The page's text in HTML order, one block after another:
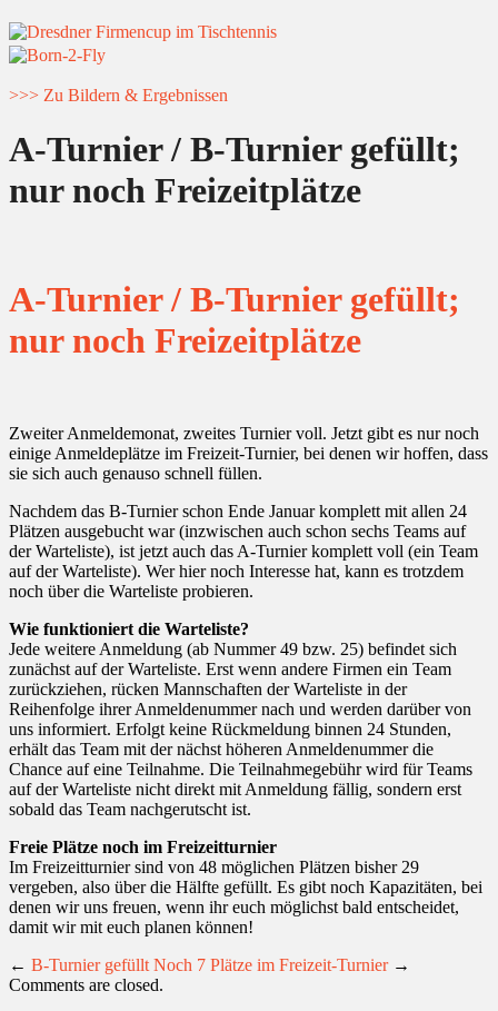
>>> Zu Bildern & Ergebnissen
A-Turnier / B-Turnier gefüllt;
nur noch Freizeitplätze
A-Turnier / B-Turnier gefüllt;
nur noch Freizeitplätze
Zweiter Anmeldemonat, zweites Turnier voll. Jetzt gibt es nur noch
einige Anmeldeplätze im Freizeit-Turnier, bei denen wir hoffen, dass
sie sich auch genauso schnell füllen.
Nachdem das B-Turnier schon Ende Januar komplett mit allen 24
Plätzen ausgebucht war (inzwischen auch schon sechs Teams auf
der Warteliste), ist jetzt auch das A-Turnier komplett voll (ein Team
auf der Warteliste). Wer hier noch Interesse hat, kann es trotzdem
noch über die Warteliste probieren.
Wie funktioniert die Warteliste?
Jede weitere Anmeldung (ab Nummer 49 bzw. 25) befindet sich
zunächst auf der Warteliste. Erst wenn andere Firmen ein Team
zurückziehen, rücken Mannschaften der Warteliste in der
Reihenfolge ihrer Anmeldenummer nach und werden darüber von
uns informiert. Erfolgt keine Rückmeldung binnen 24 Stunden,
erhält das Team mit der nächst höheren Anmeldenummer die
Chance auf eine Teilnahme. Die Teilnahmegebühr wird für Teams
auf der Warteliste nicht direkt mit Anmeldung fällig, sondern erst
sobald das Team nachgerutscht ist.
Freie Plätze noch im Freizeitturnier
Im Freizeitturnier sind von 48 möglichen Plätzen bisher 29
vergeben, also über die Hälfte gefüllt. Es gibt noch Kapazitäten, bei
denen wir uns freuen, wenn ihr euch möglichst bald entscheidet,
damit wir mit euch planen können!
← B-Turnier gefüllt Noch 7 Plätze im Freizeit-Turnier→
Comments are closed.